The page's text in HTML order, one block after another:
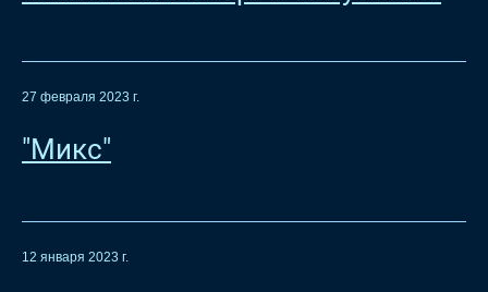
27 февраля 2023 г.
"Микс"
12 января 2023 г.